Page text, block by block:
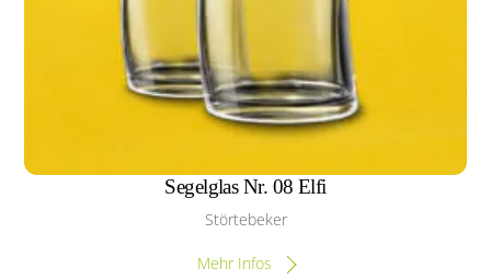
Segelglas Nr. 08 Elfi
Störtebeker
Mehr Infos